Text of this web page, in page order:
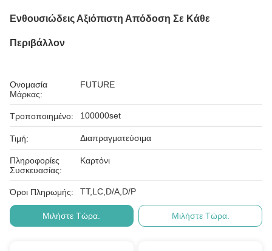
Ενθουσιώδεις Αξιόπιστη Απόδοση Σε Κάθε
Περιβάλλον
Ονομασία
Μάρκας:
FUTURE
Τροποποιημένο: 100000set
Τιμή: Διαπραγματεύσιμα
Πληροφορίες
Συσκευασίας:
Καρτόνι
Όροι Πληρωμής: ΤΤ,LC,D/A,D/P
Μιλήστε Τώρα. Μιλήστε Τώρα.